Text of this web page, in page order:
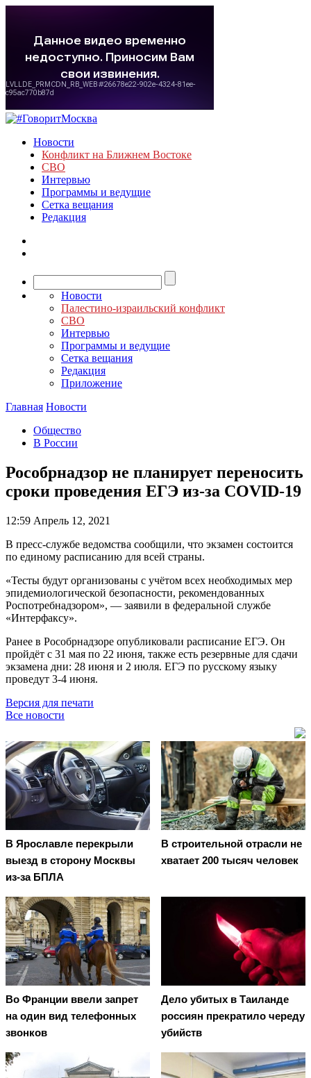
Новости
Конфликт на Ближнем Востоке
СВО
Интервью
Программы и ведущие
Сетка вещания
Редакция
Новости
Палестино-израильский конфликт
СВО
Интервью
Программы и ведущие
Сетка вещания
Редакция
Приложение
Главная Новости
Общество
В России
Рособрнадзор не планирует переносить
сроки проведения ЕГЭ из-за COVID-19
12:59 Апрель 12, 2021
В пресс-службе ведомства сообщили, что экзамен состоится
по единому расписанию для всей страны.
«Тесты будут организованы с учётом всех необходимых мер
эпидемиологической безопасности, рекомендованных
Роспотребнадзором», — заявили в федеральной службе
«Интерфаксу».
Ранее в Рособрнадзоре опубликовали расписание ЕГЭ. Он
пройдёт с 31 мая по 22 июня, также есть резервные для сдачи
экзамена дни: 28 июня и 2 июля. ЕГЭ по русскому языку
проведут 3-4 июня.
Версия для печати
Все новости
В Ярославле перекрыли
выезд в сторону Москвы
из-за БПЛА
В строительной отрасли не
хватает 200 тысяч человек
Во Франции ввели запрет
на один вид телефонных
звонков
Дело убитых в Таиланде
россиян прекратило череду
убийств